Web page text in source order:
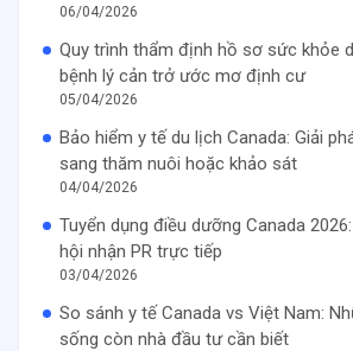
06/04/2026
Quy trình thẩm định hồ sơ sức khỏe
bệnh lý cản trở ước mơ định cư
05/04/2026
Bảo hiểm y tế du lịch Canada: Giải
sang thăm nuôi hoặc khảo sát
04/04/2026
Tuyển dụng điều dưỡng Canada
hội nhận PR trực tiếp
03/04/2026
So sánh y tế Canada vs Việt Nam:
sống còn nhà đầu tư cần biết